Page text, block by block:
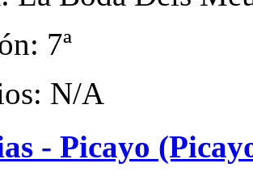
7ª
N/A
- Picayo